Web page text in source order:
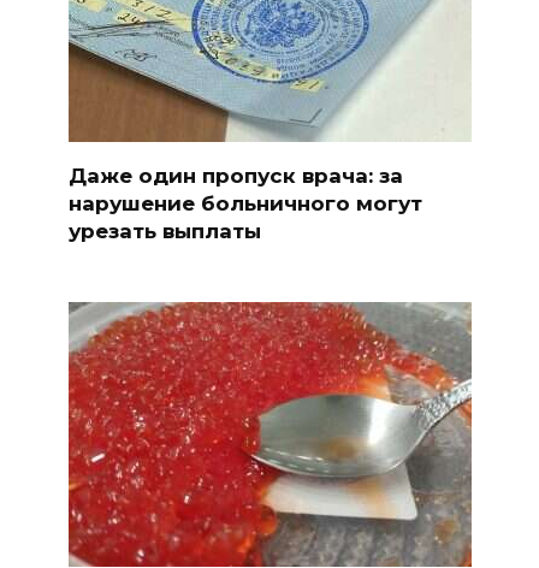
Даже один пропуск врача: за
нарушение больничного могут
урезать выплаты